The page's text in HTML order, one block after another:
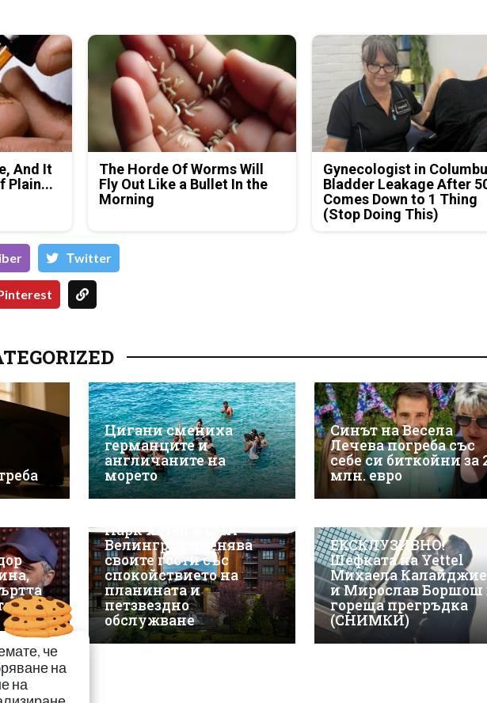
And It
Plain...
The Horde Of Worms Will
Fly Out Like a Bullet In the
Morning
Gynecologist in
Bladder Leakage After
Comes Down to 1 Thing
(Stop Doing This)
Тwitter
Цигани смениха
германците и
англичаните на
морето
Синът на Весела
Лечева погреба със
себе си биткойни за
млн. евро
Парк Хотел & СПА
Велинград пленява
своите гости със
спокойствието на
планината и
петзвездно
обслужване
ЕКСКЛУЗИВНО!
Шефката на Yettel
Михаела
и Мирослав Боршош
гореща прегръдка
(СНИМКИ)
че
на
на